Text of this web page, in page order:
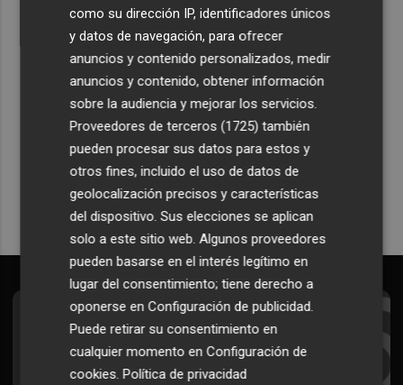
Recibe toda la actualidad de
Plaza Podcast en tu correo
Quiero suscribirme
Suscríbete al Boletín
Todos los días a primera hora en tu email
como su dirección IP, identificadores únicos
y datos de navegación, para ofrecer
anuncios y contenido personalizados, medir
anuncios y contenido, obtener información
sobre la audiencia y mejorar los servicios.
Proveedores de terceros (1725) también
pueden procesar sus datos para estos y
otros fines, incluido el uso de datos de
geolocalización precisos y características
del dispositivo. Sus elecciones se aplican
solo a este sitio web. Algunos proveedores
pueden basarse en el interés legítimo en
lugar del consentimiento; tiene derecho a
oponerse enConfiguración de publicidad
Puede retirar su consentimiento en
cualquier momento enConfiguración de
cookies .Política de privacidad